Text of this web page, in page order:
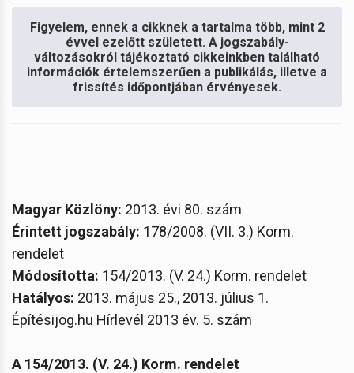
Figyelem, ennek a cikknek a tartalma több, mint 2
évvel ezelőtt született. A jogszabály-
változásokról tájékoztató cikkeinkben található
információk értelemszerűen a publikálás, illetve a
frissítés időpontjában érvényesek.
Magyar Közlöny: 2013. évi 80. szám
Érintett jogszabály: 178/2008. (VII. 3.) Korm.
rendelet
Módosította: 154/2013. (V. 24.) Korm. rendelet
Hatályos: 2013. május 25., 2013. július 1.
Építésijog.hu Hírlevél 2013 év. 5. szám
A 154/2013. (V. 24.) Korm. rendelet